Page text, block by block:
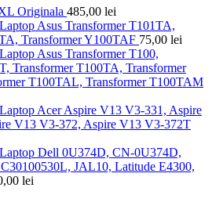
Originala 485,00 lei
Asus Transformer T101TA,
Transformer Y100TAF 75,00 lei
Asus Transformer T100,
Transformer T100TA, Transformer
T100TAL, Transformer T100TAM
Acer Aspire V13 V3-331, Aspire
V13 V3-372, Aspire V13 V3-372T
Dell 0U374D, CN-0U374D,
JAL10, Latitude E4300,
lei